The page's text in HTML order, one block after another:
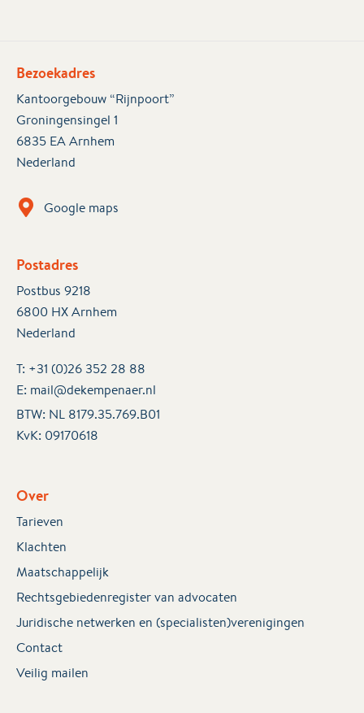
Bezoekadres
Kantoorgebouw “Rijnpoort”
Groningensingel 1
6835 EA Arnhem
Nederland
Google maps
Postadres
Postbus 9218
6800 HX Arnhem
Nederland
T: +31 (0)26 352 28 88
E: mail@dekempenaer.nl
BTW: NL 8179.35.769.B01
KvK: 09170618
Over
Tarieven
Klachten
Maatschappelijk
Rechtsgebiedenregister van advocaten
Juridische netwerken en (specialisten)verenigingen
Contact
Veilig mailen